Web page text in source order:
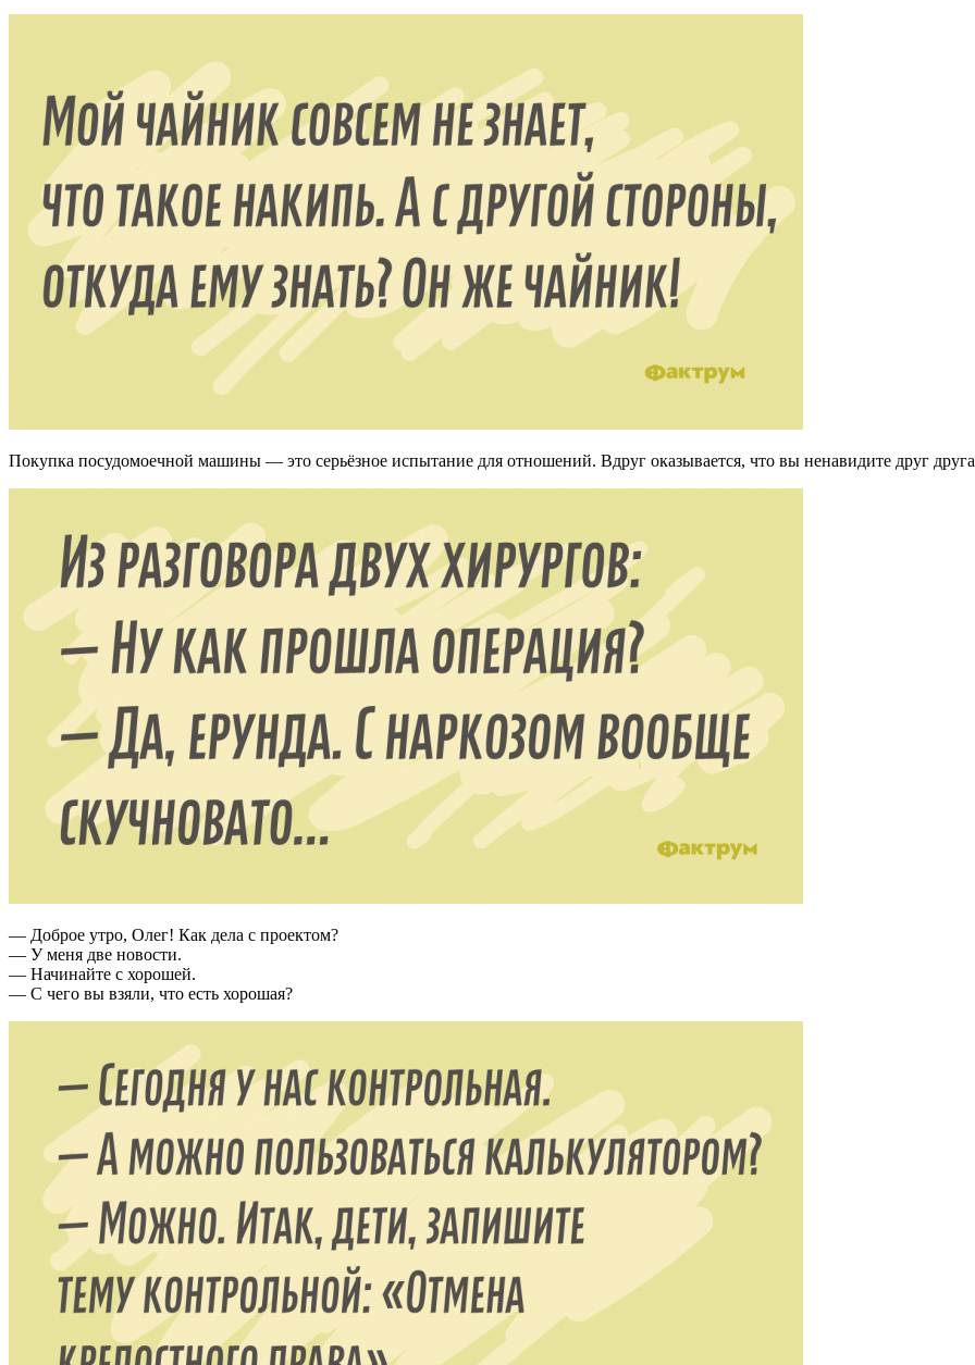
Покупка посудомоечной машины — это серьёзное испытание для отношений. Вдруг оказывается, что вы ненавидите друг
— Доброе утро, Олег! Как дела с проектом?
— У меня две новости.
— Начинайте с хорошей.
— С чего вы взяли, что есть хорошая?